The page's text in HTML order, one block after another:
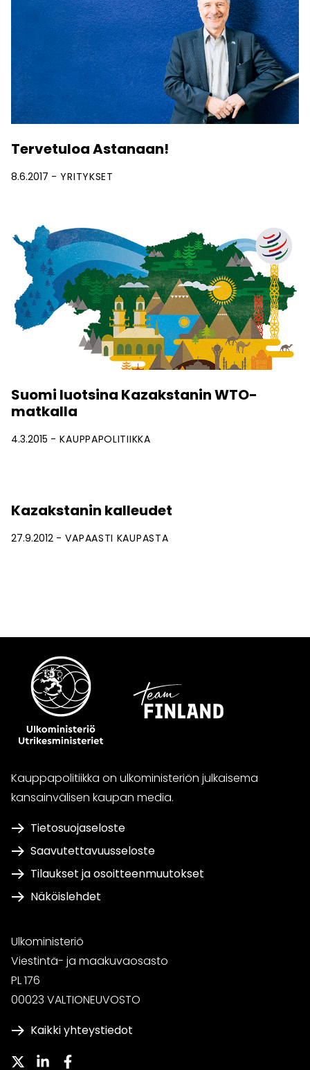
Tervetuloa Astanaan!
8.6.2017 YRITYKSET
Suomi luotsina Kazakstanin WTO-
matkalla
4.3.2015 KAUPPAPOLITIIKKA
Kazakstanin kalleudet
27.9.2012 VAPAASTI KAUPASTA
Kauppapolitiikka on ulkoministeriön julkaisema
kansainvälisen kaupan media.
Tietosuojaseloste
Saavutettavuusseloste
Tilaukset ja osoitteenmuutokset
Näköislehdet
Ulkoministeriö
Viestintä- ja maakuvaosasto
PL 176
00023 VALTIONEUVOSTO
Kaikki yhteystiedot